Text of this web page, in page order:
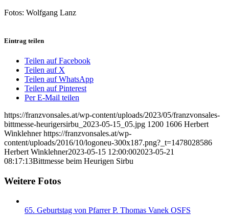
Fotos: Wolfgang Lanz
Eintrag teilen
Teilen auf Facebook
Teilen auf X
Teilen auf WhatsApp
Teilen auf Pinterest
Per E-Mail teilen
https://franzvonsales.at/wp-content/uploads/2023/05/franzvonsales-
bittmesse-heurigersirbu_2023-05-15_05.jpg 1200 1606 Herbert
Winklehner https://franzvonsales.at/wp-
content/uploads/2016/10/logoneu-300x187.png?_t=1478028586
Herbert Winklehner2023-05-15 12:00:002023-05-21
08:17:13Bittmesse beim Heurigen Sirbu
Weitere Fotos
65. Geburtstag von Pfarrer P. Thomas Vanek OSFS